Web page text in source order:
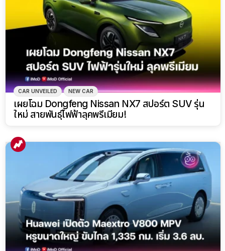
CAR UNVEILED NEW CAR
เผยโฉม Dongfeng Nissan NX7 สปอร์ต SUV รุ่น
ใหม่ สายพันธุ์ไฟฟ้าลุคพรีเมียม!